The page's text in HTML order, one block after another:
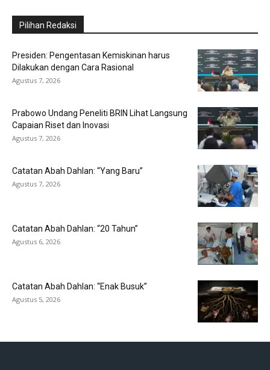
Pilihan Redaksi
Presiden: Pengentasan Kemiskinan harus
Dilakukan dengan Cara Rasional
Agustus 7, 2026
Prabowo Undang Peneliti BRIN Lihat Langsung
Capaian Riset dan Inovasi
Agustus 7, 2026
Catatan Abah Dahlan: “Yang Baru”
Agustus 7, 2026
Catatan Abah Dahlan: “20 Tahun”
Agustus 6, 2026
Catatan Abah Dahlan: “Enak Busuk”
Agustus 5, 2026